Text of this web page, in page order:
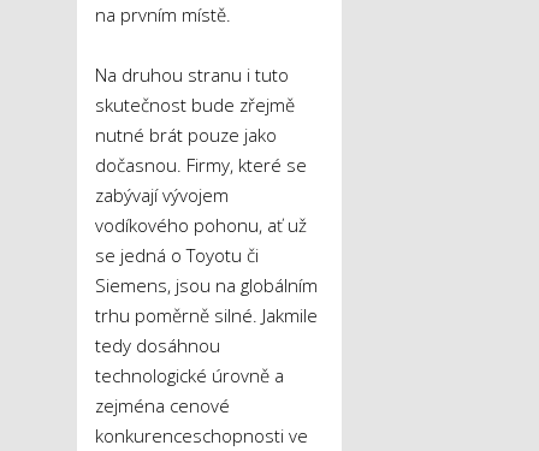
na prvním místě.
Na druhou stranu i tuto
skutečnost bude zřejmě
nutné brát pouze jako
dočasnou. Firmy, které se
zabývají vývojem
vodíkového pohonu, ať už
se jedná o Toyotu či
Siemens, jsou na globálním
trhu poměrně silné. Jakmile
tedy dosáhnou
technologické úrovně a
zejména cenové
konkurenceschopnosti ve